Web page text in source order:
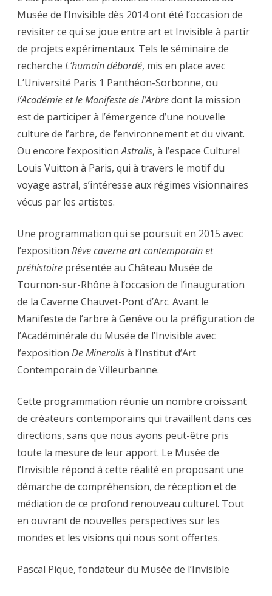
Musée de l’Invisible dès 2014 ont été l’occasion de
revisiter ce qui se joue entre art et Invisible à partir
de projets expérimentaux. Tels le séminaire de
recherche L’humain débordé, mis en place avec
L’Université Paris 1 Panthéon-Sorbonne, ou
l’Académie et le Manifeste de l’Arbredont la mission
est de participer à l’émergence d’une nouvelle
culture de l’arbre, de l’environnement et du vivant.
Ou encore l’expositionAstralis, à l’espace Culturel
Louis Vuitton à Paris, qui à travers le motif du
voyage astral, s’intéresse aux régimes visionnaires
vécus par les artistes.
Une programmation qui se poursuit en 2015 avec
l’exposition Rêve caverne art contemporain et
préhistoire présentée au Château Musée de
Tournon-sur-Rhône à l’occasion de l’inauguration
de la Caverne Chauvet-Pont d’Arc. Avant le
Manifeste de l’arbre à Genêve ou la préfiguration de
l’Académinérale du Musée de l’Invisible avec
l’exposition De Mineralisà l’Institut d’Art
Contemporain de Villeurbanne.
Cette programmation réunie un nombre croissant
de créateurs contemporains qui travaillent dans ces
directions, sans que nous ayons peut-être pris
toute la mesure de leur apport. Le Musée de
l’Invisible répond à cette réalité en proposant une
démarche de compréhension, de réception et de
médiation de ce profond renouveau culturel. Tout
en ouvrant de nouvelles perspectives sur les
mondes et les visions qui nous sont offertes.
Pascal Pique, fondateur du Musée de l’Invisible